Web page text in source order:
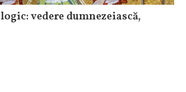
vedere dumnezeiască,